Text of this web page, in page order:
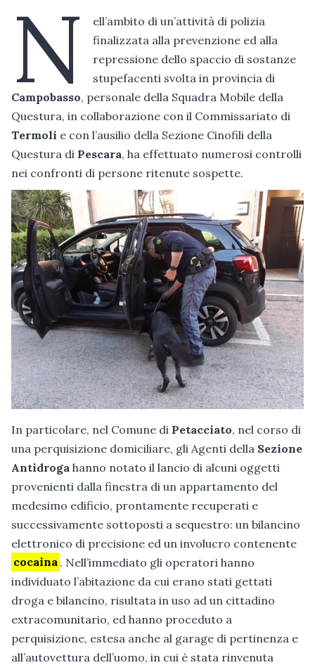
N
ell’ambito di un’attività di polizia
finalizzata alla prevenzione ed alla
repressione dello spaccio di sostanze
stupefacenti svolta in provincia di
Campobasso, personale della Squadra Mobile della
Questura, in collaborazione con il Commissariato di
Termoli e con l’ausilio della Sezione Cinofili della
Questura di Pescara, ha effettuato numerosi controlli
nei confronti di persone ritenute sospette.
In particolare, nel Comune di Petacciato, nel corso di
una perquisizione domiciliare, gli Agenti della Sezione
Antidroga hanno notato il lancio di alcuni oggetti
provenienti dalla finestra di un appartamento del
medesimo edificio, prontamente recuperati e
successivamente sottoposti a sequestro: un bilancino
elettronico di precisione ed un involucro contenente
cocaina . Nell’immediato gli operatori hanno
individuato l’abitazione da cui erano stati gettati
droga e bilancino, risultata in uso ad un cittadino
extracomunitario, ed hanno proceduto a
perquisizione, estesa anche al garage di pertinenza e
all’autovettura dell’uomo, in cui è stata rinvenuta